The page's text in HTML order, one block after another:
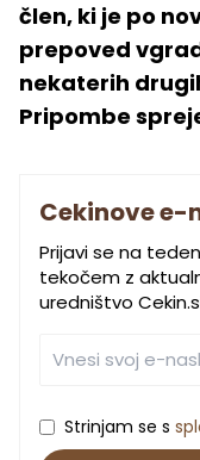
člen, ki je po
prepoved
nekaterih
Pripombe
Cekinove e-
Prijavi se na
tekočem z
uredništvo
Strinjam se s